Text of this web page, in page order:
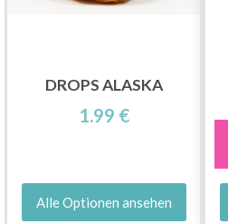
DROPS ALASKA
1.99 €
Alle Optionen ansehen